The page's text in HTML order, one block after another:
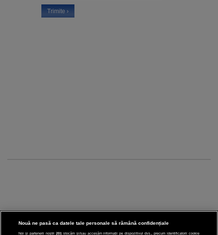
Nouă ne pasă ca datele tale personale să rămână confidențiale
Noi și partenerii noștri 201 stocăm și/sau accesăm informații pe dispozitivul dvs., precum identificatorii cookie